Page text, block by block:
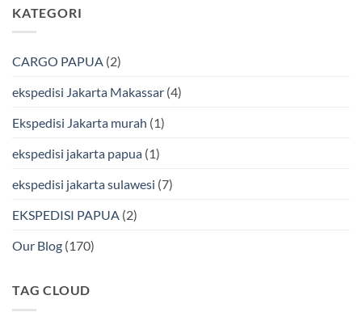
Bmp
Cargo
Laut
Bersama
&
pada
Ekspedisi
Laut
BMP
KATEGORI
CARGO PAPUA (2)
ekspedisi Jakarta Makassar (4)
Ekspedisi Jakarta murah (1)
ekspedisi jakarta papua (1)
ekspedisi jakarta sulawesi (7)
EKSPEDISI PAPUA (2)
Our Blog (170)
TAG CLOUD